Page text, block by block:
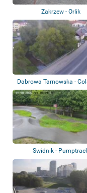
Zakrzew - Orlik
Dabrowa Tarnowska -
de webcams
Swidnik -